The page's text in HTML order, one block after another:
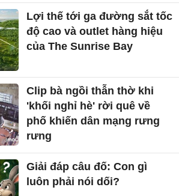
Lợi thế tới ga đường sắt tốc
độ cao và outlet hàng hiệu
của The Sunrise Bay
Clip bà ngồi thẫn thờ khi
'khối nghỉ hè' rời quê về
phố khiến dân mạng rưng
rưng
Giải đáp câu đố: Con gì
luôn phải nói dối?